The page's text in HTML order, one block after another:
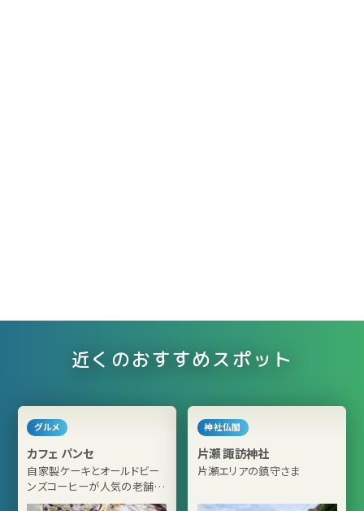
近くのおすすめスポット
グルメ
カフェ パンセ
自家製ケーキとオールドビー
ンズコーヒーが人気の老舗カ
フェ
神社仏閣
片瀬 諏訪神社
片瀬エリアの鎮守さま